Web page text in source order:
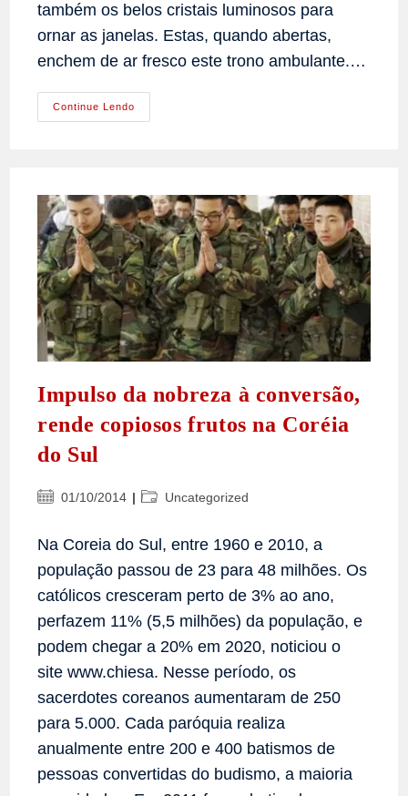
também os belos cristais luminosos para
ornar as janelas. Estas, quando abertas,
enchem de ar fresco este trono ambulante.…
Continue Lendo
Carruagem
Impulso da nobreza à conversão,
rende copiosos frutos na Coréia
do Sul
Post01/10/2014
Categoria
Uncategorized
Na Coreia do Sul, entre 1960 e 2010, a
população passou de 23 para 48 milhões. Os
católicos cresceram perto de 3% ao ano,
perfazem 11% (5,5 milhões) da população, e
podem chegar a 20% em 2020, noticiou o
site www.chiesa. Nesse período, os
sacerdotes coreanos aumentaram de 250
para 5.000. Cada paróquia realiza
anualmente entre 200 e 400 batismos de
pessoas convertidas do budismo, a maioria